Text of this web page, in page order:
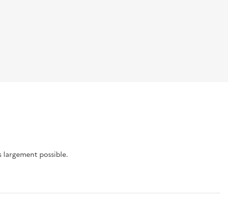
possible.